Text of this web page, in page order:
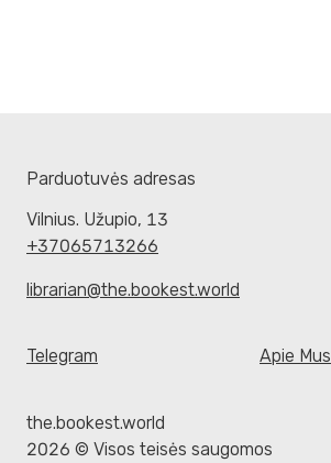
Parduotuvės adresas
Vilnius. Užupio, 13
+37065713266
librarian@the.bookest.world
Telegram Apie Mus
the.bookest.world
2026 © Visos teisės saugomos